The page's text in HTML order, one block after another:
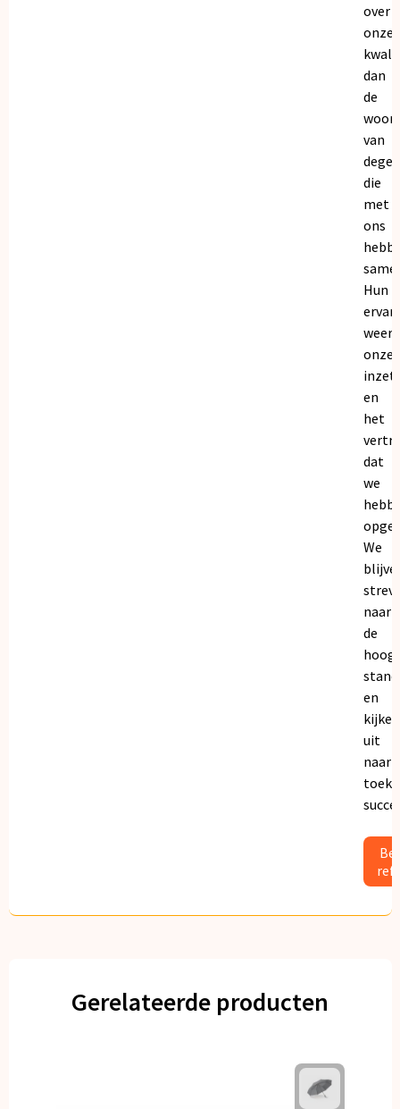
over
onze
dan
de
van
die
met
ons
Hun
onze
inzet
en
het
dat
we
We
naar
de
en
kijken
uit
naar
Gerelateerde producten